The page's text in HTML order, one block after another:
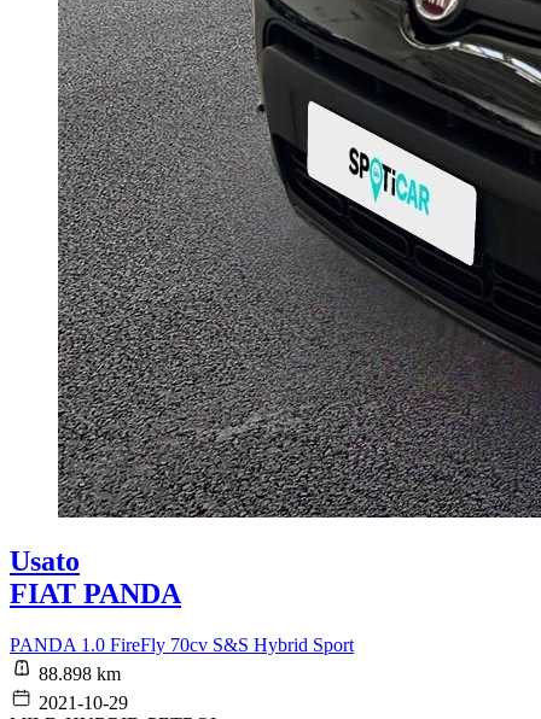
Usato
FIAT PANDA
PANDA 1.0 FireFly 70cv S&S Hybrid Sport
88.898 km
2021-10-29